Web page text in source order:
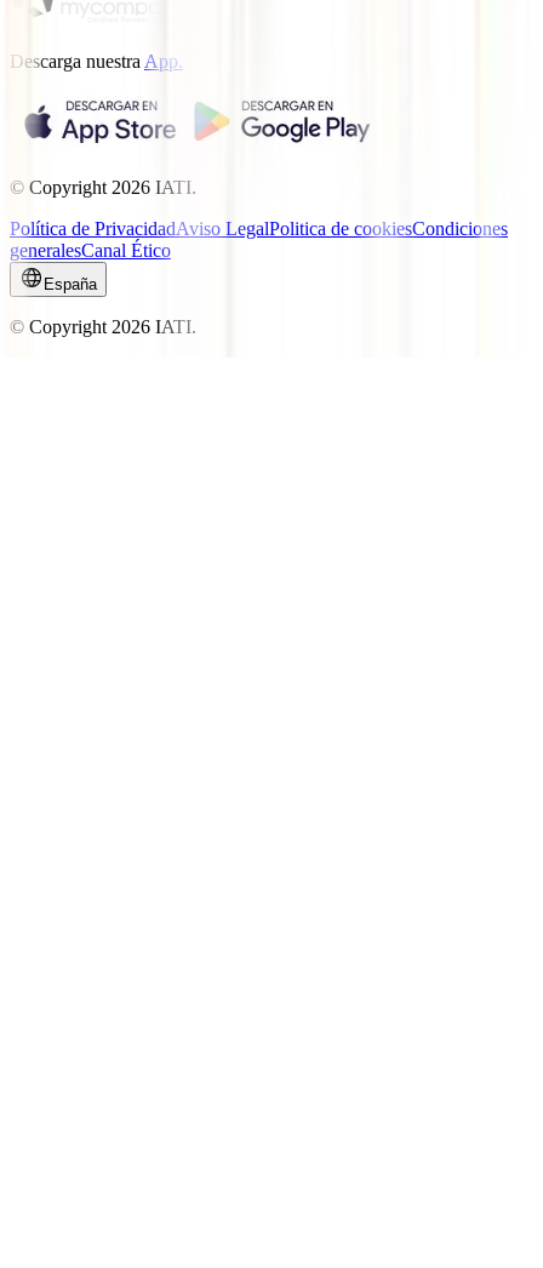
Descarga nuestra App.
© Copyright 2026 IATI.
Política de PrivacidadAviso LegalPolitica de cookiesCondiciones
generalesCanal Ético
España
© Copyright 2026 IATI.